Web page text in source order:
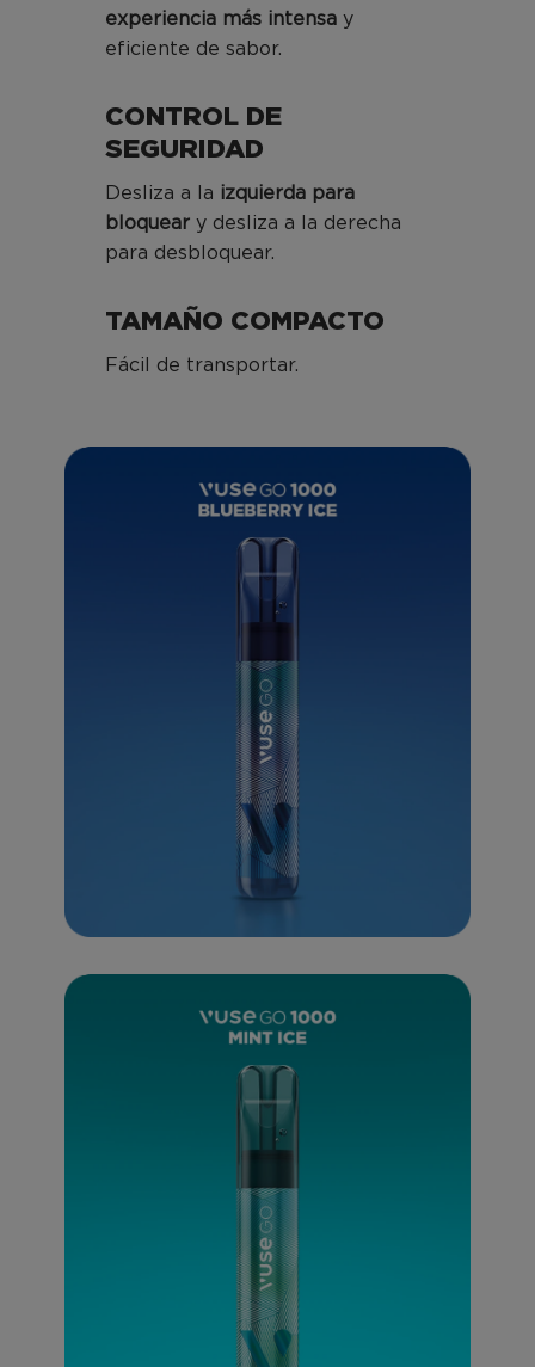
experiencia más intensay
eficiente de sabor.
CONTROL DE
SEGURIDAD
Desliza a la izquierda para
bloqueary desliza a la derecha
para desbloquear.
TAMAÑO COMPACTO
Fácil de transportar.